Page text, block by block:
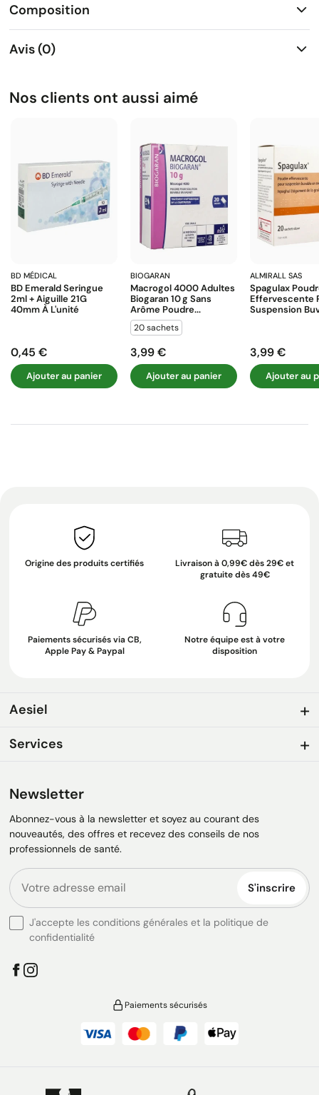
Composition
Avis (0)
Nos clients ont aussi aimé
BD MÉDICAL
BD Emerald Seringue
2ml + Aiguille 21G
40mm À L'unité
Prix
0,45 €
Ajouter au panier
BIOGARAN
Macrogol 4000 Adultes
Biogaran 10 G Sans
Arôme Poudre...
20 sachets
Prix
3,99 €
Ajouter au panier
ALMIRALL SAS
Spagulax
Effervescente
Suspension
Prix
3,99 €
Ajouter au
Origine des produits certifiés
Livraison à 0,99€ dès 29€ et
gratuite dès 49€
Paiements sécurisés via CB,
Apple Pay & Paypal
Notre équipe est à votre
disposition
Aesiel
Services
Newsletter
Abonnez-vous à la newsletter et soyez au courant des
nouveautés, des offres et recevez des conseils de nos
professionnels de santé.
S'inscrire
J'accepte les conditions générales et la politique de
confidentialité
Paiements sécurisés